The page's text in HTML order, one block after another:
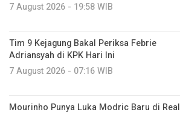
7 August 2026 - 19:58 WIB
Tim 9 Kejagung Bakal Periksa Febrie
Adriansyah di KPK Hari Ini
7 August 2026 - 07:16 WIB
Mourinho Punya Luka Modric Baru di Real